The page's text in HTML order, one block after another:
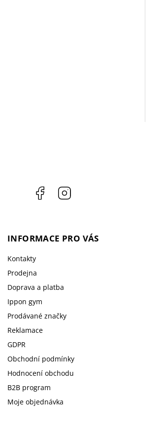
Facebook
INFORMACE PRO VÁS
Kontakty
Prodejna
Doprava a platba
Ippon gym
Prodávané značky
Reklamace
GDPR
Obchodní podmínky
Hodnocení obchodu
B2B program
Moje objednávka